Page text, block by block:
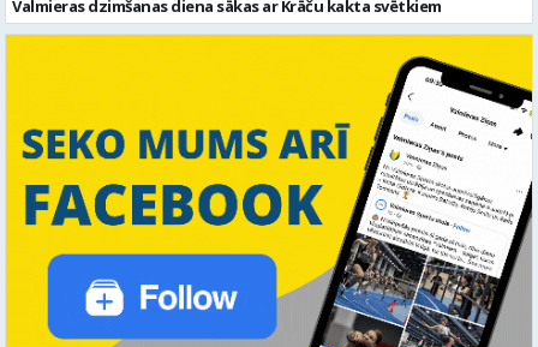
Valmieras dzimšanas diena sākas ar Krāču kakta svētkiem